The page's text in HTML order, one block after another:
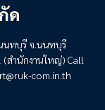
ด
นทบุรี จ.นนทบุรี
สำนักงานใหญ่) Call
com.in.th